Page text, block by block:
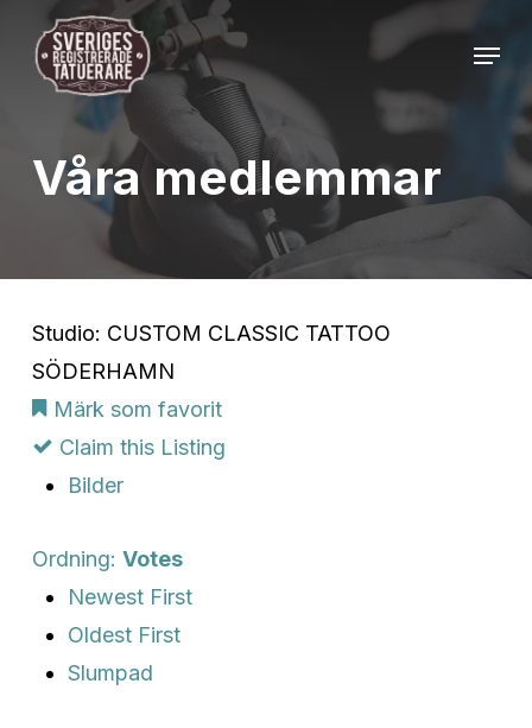
Menu
Våra medlemmar
Studio: CUSTOM CLASSIC TATTOO
SÖDERHAMN
Märk som favorit
Claim this Listing
Bilder
Ordning: Votes
Newest First
Oldest First
Slumpad
Menu